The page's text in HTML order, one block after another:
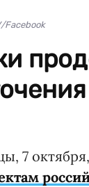
Facebook
7